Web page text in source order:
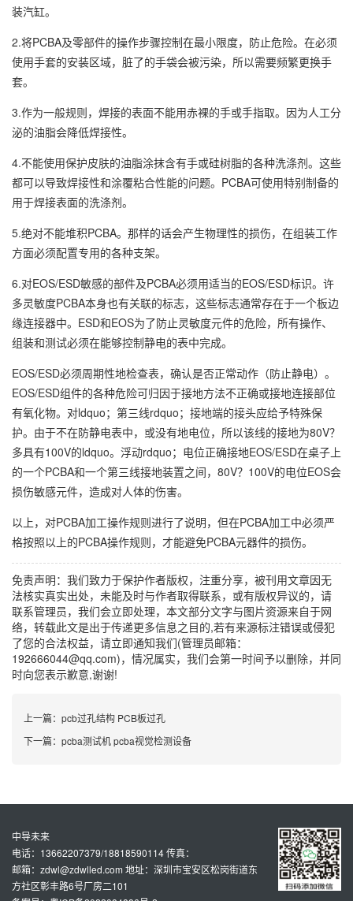
装汽缸。
2.将PCBA及零部件的操作步骤控制在最小限度，防止危险。在必须
使用手套的安装区域，脏了的手袋会被污染，所以需要频繁更换手
套。
3.作为一般规则，焊接的表面不能用赤裸的手或手指取。因为人工分
泌的油脂会降低焊接性。
4.不能使用保护皮肤的油脂涂抹含有手或硅树脂的各种洗涤剂。这些
都可以导致焊接性和涂覆粘合性能的问题。PCBA可使用特别制备的
用于焊接表面的洗涤剂。
5.绝对不能堆积PCBA。那样的话会产生物理性的损伤，在组装工作
方面必须配置专用的各种支架。
6.对EOS/ESD敏感的部件及PCBA必须用适当的EOS/ESD标识。许
多灵敏度PCBA本身也有关联的标志，这些标志通常存在于一个板边
缘连接器中。ESD和EOS为了防止灵敏度元件的危险，所有操作、
组装和测试必须在能够控制静电的表中完成。
EOS/ESD必须周期性地检查表，确认是否正常动作（防止静电）。
EOS/ESD组件的各种危险可归因于接地方法不正确或接地连接部位
有氧化物。对ldquo；第三线rdquo；接地端的接头应给予特殊保
护。由于不在防静电表中，或没有地电位，所以该线的接地为80V？
多具有100V的ldquo。浮动rdquo；电位正确接地EOS/ESD在桌子上
的一个PCBA和一个第三线接地装置之间，80V？100V的电位EOS会
损伤敏感元件，造成对人体的伤害。
以上，对PCBA加工操作规则进行了说明，但在PCBA加工中必须严
格按照以上的PCBA操作规则，才能避免PCBA元器件的损伤。
免责声明：我们致力于保护作者版权，注重分享，被刊用文章因无
法核实真实出处，未能及时与作者取得联系，或有版权异议的，请
联系管理员，我们会立即处理，本文部分文字与图片资源来自于网
络，转载此文是出于传递更多信息之目的,若有来源标注错误或侵犯
了您的合法权益，请立即通知我们(管理员邮箱：
192666044@qq.com)，情况属实，我们会第一时间予以删除，并同
时向您表示歉意,谢谢!
上一篇： pcb过孔结构 PCB板过孔
下一篇： pcba测试机 pcba视觉检测设备
中导未来
电话：13662207379/18818590114 传真：
邮箱：zdwl@zdwlled.com 地址：深圳市宝安区松岗街道东
方社区彰丰路6号厂房二101